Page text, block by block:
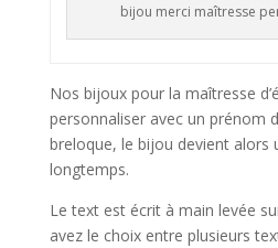
bijou merci maîtresse
Nos bijoux pour la maîtresse
personnaliser avec un prénom
breloque, le bijou devient alors
longtemps.
Le text est écrit à main levée
avez le choix entre plusieurs